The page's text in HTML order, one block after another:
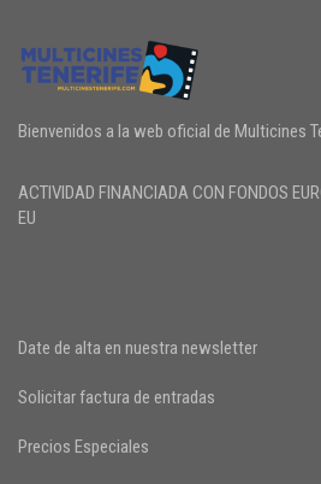
Bienvenidos a la web oficial de Multicines
ACTIVIDAD FINANCIADA CON FONDOS
EU
Date de alta en nuestra newsletter
Solicitar factura de entradas
Precios Especiales